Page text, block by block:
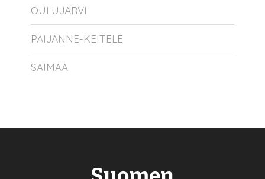
OULUJÄRVI
PÄIJÄNNE-KEITELE
SAIMAA